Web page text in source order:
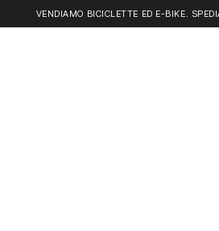
VENDIAMO BICICLETTE ED E-BIKE.